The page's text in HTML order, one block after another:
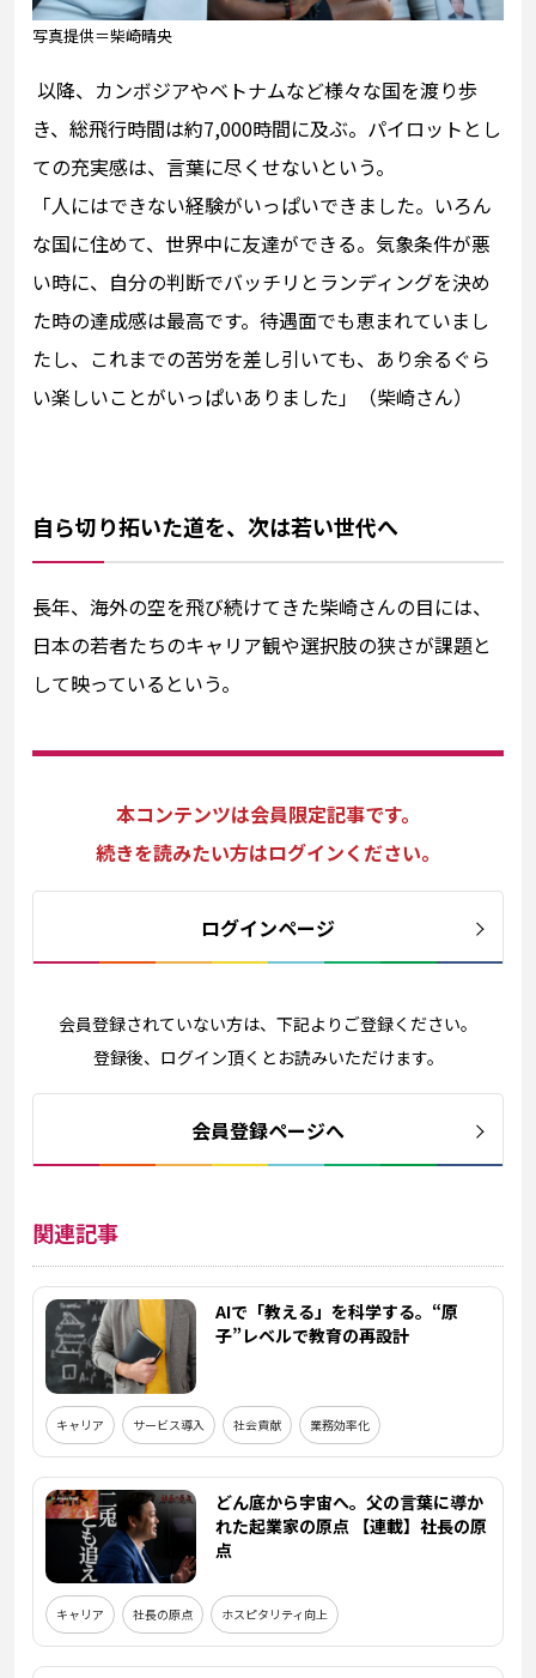
写真提供＝柴崎晴央
以降、カンボジアやベトナムなど様々な国を渡り歩
き、総飛行時間は約7,000時間に及ぶ。パイロットとし
ての充実感は、言葉に尽くせないという。
「人にはできない経験がいっぱいできました。いろん
な国に住めて、世界中に友達ができる。気象条件が悪
い時に、自分の判断でバッチリとランディングを決め
た時の達成感は最高です。待遇面でも恵まれていまし
たし、これまでの苦労を差し引いても、あり余るぐら
い楽しいことがいっぱいありました」（柴崎さん）
自ら切り拓いた道を、次は若い世代へ
長年、海外の空を飛び続けてきた柴崎さんの目には、
日本の若者たちのキャリア観や選択肢の狭さが課題と
して映っているという。
本コンテンツは会員限定記事です。
続きを読みたい方はログインください。
ログインページ
会員登録されていない方は、下記よりご登録ください。
登録後、ログイン頂くとお読みいただけます。
会員登録ページへ
関連記事
AIで「教える」を科学する。“原
子”レベルで教育の再設計
キャリア サービス導入 社会貢献 業務効率化
どん底から宇宙へ。父の言葉に導か
れた起業家の原点 【連載】社長の原
点
キャリア 社長の原点 ホスピタリティ向上